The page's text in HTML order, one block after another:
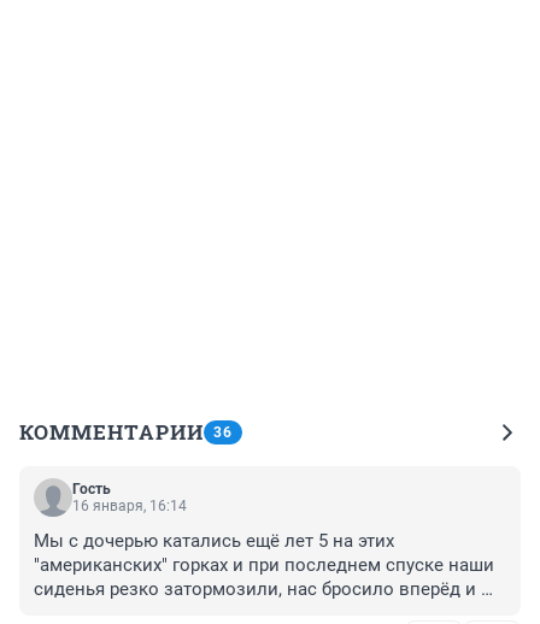
КОММЕНТАРИИ 36
Гость
16 января, 16:14
Мы с дочерью катались ещё лет 5 на этих
"американских" горках и при последнем спуске наши
сиденья резко затормозили, нас бросило вперёд и